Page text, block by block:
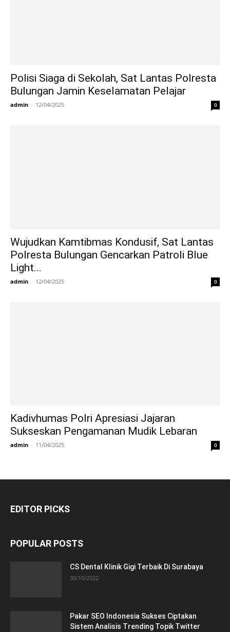
Polisi Siaga di Sekolah, Sat Lantas Polresta
Bulungan Jamin Keselamatan Pelajar
admin - 12/04/2025 0
Wujudkan Kamtibmas Kondusif, Sat Lantas
Polresta Bulungan Gencarkan Patroli Blue
Light...
admin - 12/04/2025 0
Kadivhumas Polri Apresiasi Jajaran
Sukseskan Pengamanan Mudik Lebaran
admin - 11/04/2025 0
EDITOR PICKS
POPULAR POSTS
CS Dental Klinik Gigi Terbaik Di Surabaya
30/10/2022
Pakar SEO Indonesia Sukses Ciptakan
Sistem Analisis Trending Topik Twitter